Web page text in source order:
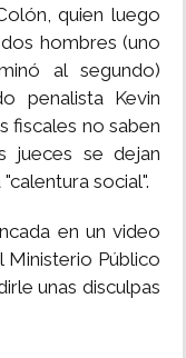
quien luego
hombres (uno
al segundo)
penalista Kevin
fiscales no saben
jueces se dejan
social".
en un video
Ministerio Público
unas disculpas